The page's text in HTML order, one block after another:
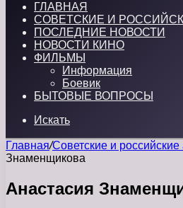
ГЛАВНАЯ
СОВЕТСКИЕ И
ПОСЛЕДНИЕ НОВОСТИ
НОВОСТИ КИНО
ФИЛЬМЫ
Информация
Боевик
БЫТОВЫЕ ВОПРОСЫ
Искать
Главная/Советские и российские
Знаменщикова
Анастасия